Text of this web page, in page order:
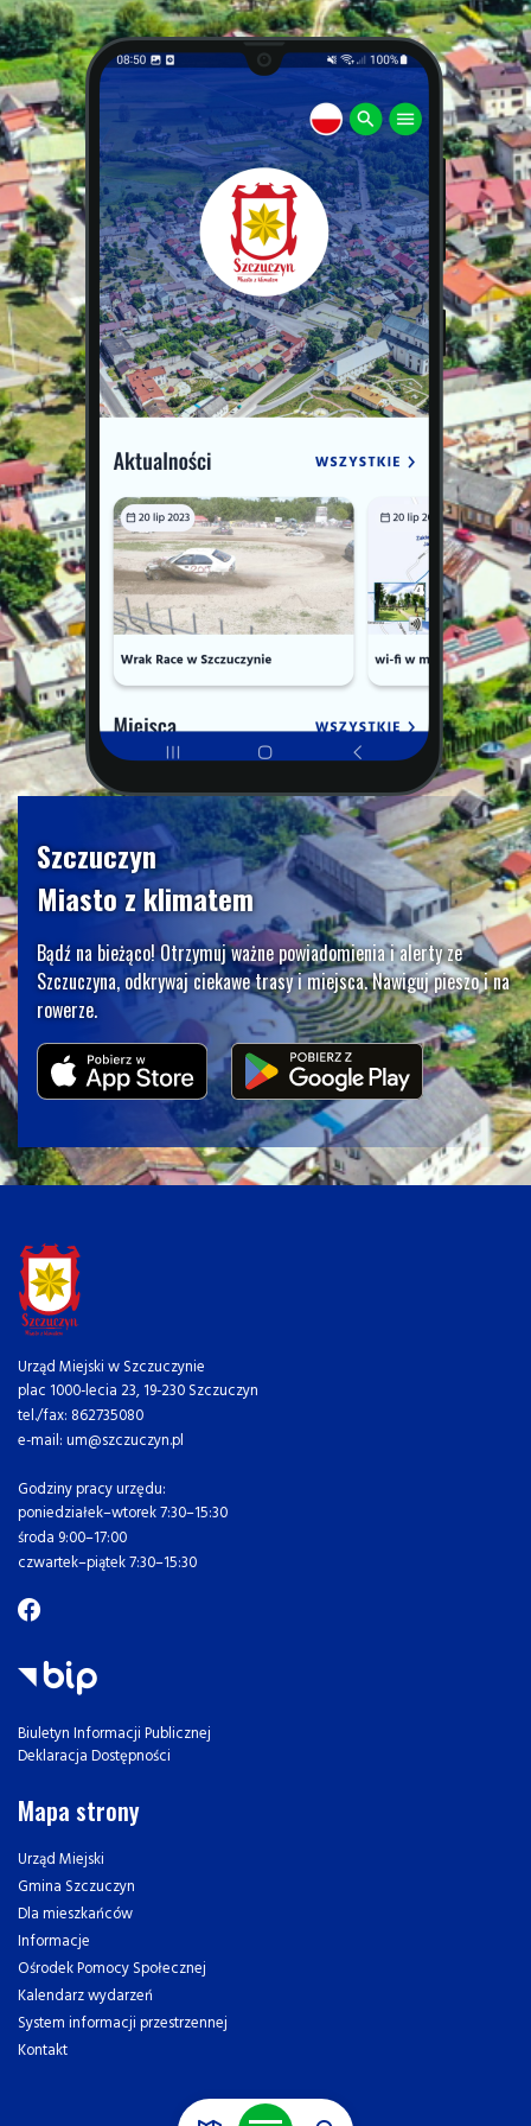
Szczuczyn
Miasto z klimatem
Bądź na bieżąco! Otrzymuj ważne powiadomienia i alerty ze
Szczuczyna, odkrywaj ciekawe trasy i miejsca. Nawiguj pieszo i na
rowerze.
Urząd Miejski w Szczuczynie
plac 1000-lecia 23, 19-230 Szczuczyn
tel./fax: 862735080
e-mail: um@szczuczyn.pl
Godziny pracy urzędu:
poniedziałek–wtorek 7:30–15:30
środa 9:00–17:00
czwartek–piątek 7:30–15:30
Biuletyn Informacji Publicznej
Deklaracja Dostępności
Mapa strony
Urząd Miejski
Gmina Szczuczyn
Dla mieszkańców
Informacje
Ośrodek Pomocy Społecznej
Kalendarz wydarzeń
System informacji przestrzennej
Kontakt